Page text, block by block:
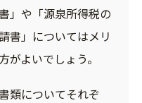
」や「源泉所得税の
書」についてはメリ
がよいでしょう。
類についてそれぞ